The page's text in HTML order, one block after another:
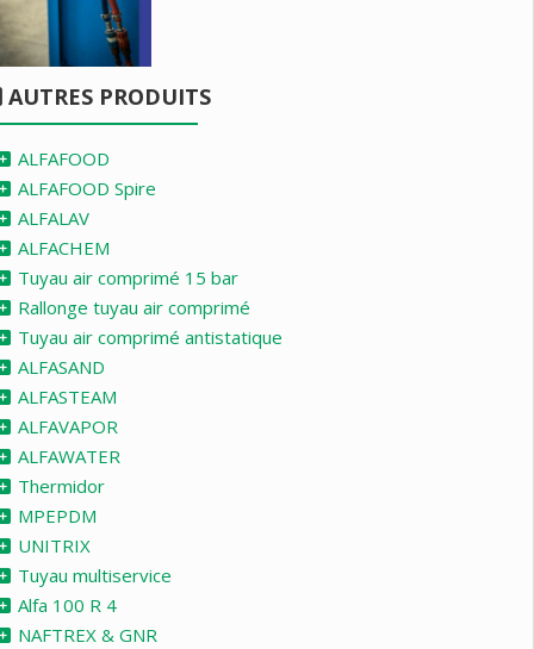
AUTRES PRODUITS
ALFAFOOD
ALFAFOOD Spire
ALFALAV
ALFACHEM
Tuyau air comprimé 15 bar
Rallonge tuyau air comprimé
Tuyau air comprimé antistatique
ALFASAND
ALFASTEAM
ALFAVAPOR
ALFAWATER
Thermidor
MPEPDM
UNITRIX
Tuyau multiservice
Alfa 100 R 4
NAFTREX & GNR